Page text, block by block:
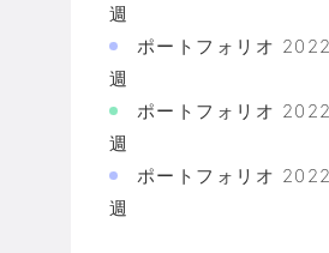
週
ポートフォリオ
週
ポートフォリオ
週
ポートフォリオ
週